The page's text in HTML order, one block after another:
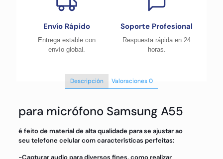
Envío Rápido
Entrega estable con
envío global.
Soporte Profesional
Respuesta rápida en 24
horas.
Descripción Valoraciones0
para micrófono Samsung A55
é feito de material de alta qualidade para se ajustar ao
seu telefone celular com características perfeitas:
-Capturar audio para diversos fines, como realizar